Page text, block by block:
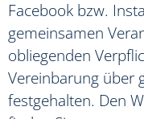
Facebook bzw.
gemeinsamen
obliegenden
Vereinbarung über
festgehalten. Den